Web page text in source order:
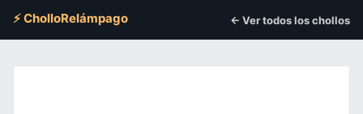
⚡ CholloRelámpago ← Ver todos los chollos